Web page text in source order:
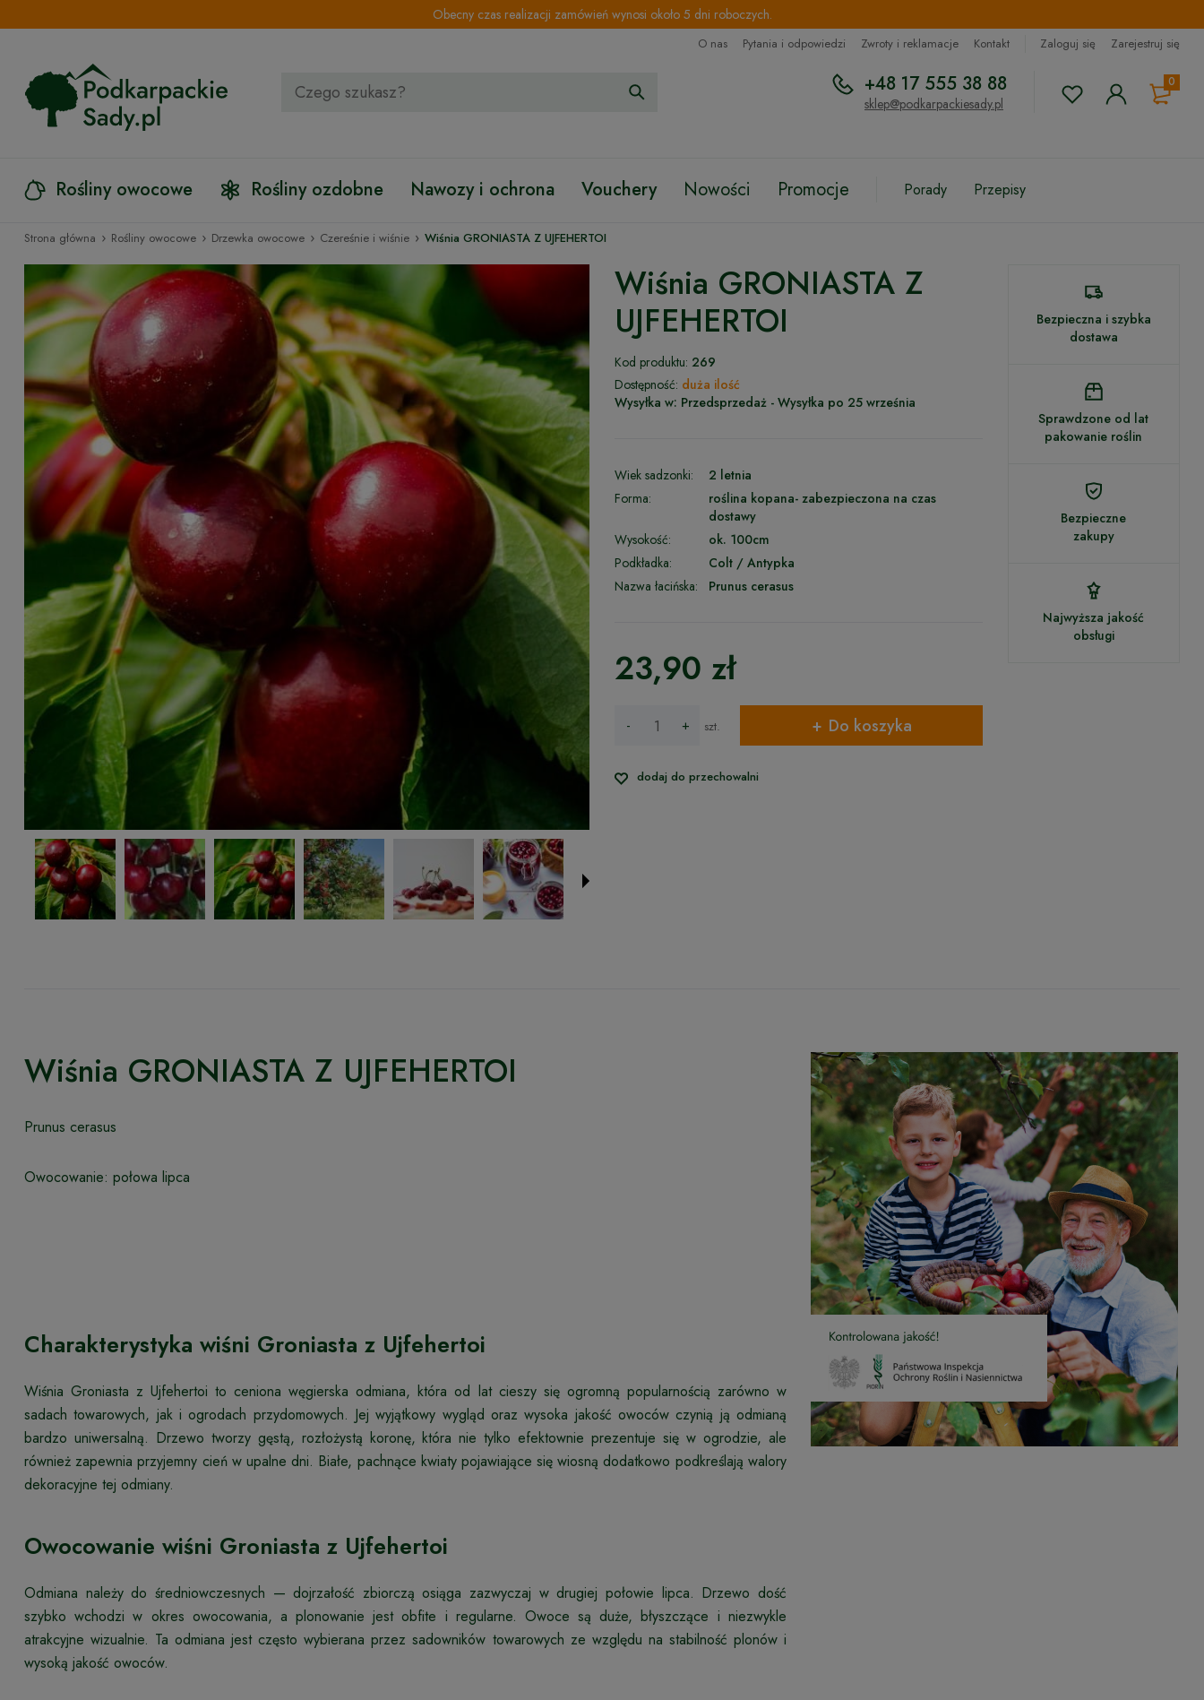
Obecny czas realizacji zamówień wynosi około 5 dni roboczych.
O nas Pytania i odpowiedzi Zwroty i reklamacje Kontakt Zaloguj się Zarejestruj się
0
+48 17 555 38 88
sklep@podkarpackiesady.pl
Rośliny owocowe Rośliny ozdobne Nawozy i ochrona Vouchery Nowości Promocje Porady Przepisy
Strona główna › Rośliny owocowe › Drzewka owocowe › Czereśnie i wiśnie › Wiśnia GRONIASTA Z UJFEHERTOI
Wiśnia GRONIASTA Z
UJFEHERTOI
Kod produktu: 269
Dostępność: duża ilość
Wysyłka w: Przedsprzedaż - Wysyłka po 25 września
Wiek sadzonki:
2 letnia
Forma:
roślina kopana- zabezpieczona na czas
dostawy
Wysokość:
ok. 100cm
Podkładka:
Colt / Antypka
Nazwa łacińska:
Prunus cerasus
23,90 zł
- + szt. Do koszyka
dodaj do przechowalni
Bezpieczna i szybka
dostawa
Sprawdzone od lat
pakowanie roślin
Bezpieczne
zakupy
Najwyższa jakość
obsługi
Wiśnia GRONIASTA Z UJFEHERTOI
Prunus cerasus
Owocowanie: połowa lipca
Charakterystyka wiśni Groniasta z Ujfehertoi
Wiśnia Groniasta z Ujfehertoi to ceniona węgierska odmiana, która od lat cieszy się ogromną popularnością zarówno w
sadach towarowych, jak i ogrodach przydomowych. Jej wyjątkowy wygląd oraz wysoka jakość owoców czynią ją odmianą
bardzo uniwersalną. Drzewo tworzy gęstą, rozłożystą koronę, która nie tylko efektownie prezentuje się w ogrodzie, ale
również zapewnia przyjemny cień w upalne dni. Białe, pachnące kwiaty pojawiające się wiosną dodatkowo podkreślają walory
dekoracyjne tej odmiany.
Owocowanie wiśni Groniasta z Ujfehertoi
Odmiana należy do średniowczesnych — dojrzałość zbiorczą osiąga zazwyczaj w drugiej połowie lipca. Drzewo dość
szybko wchodzi w okres owocowania, a plonowanie jest obfite i regularne. Owoce są duże, błyszczące i niezwykle
atrakcyjne wizualnie. Ta odmiana jest często wybierana przez sadowników towarowych ze względu na stabilność plonów i
wysoką jakość owoców.